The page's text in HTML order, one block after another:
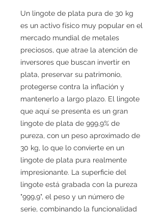
Un lingote de plata pura de 30 kg
es un activo físico muy popular en el
mercado mundial de metales
preciosos, que atrae la atención de
inversores que buscan invertir en
plata, preservar su patrimonio,
protegerse contra la inflación y
mantenerlo a largo plazo. El lingote
que aquí se presenta es un gran
lingote de plata de 999,9% de
pureza, con un peso aproximado de
30 kg, lo que lo convierte en un
lingote de plata pura realmente
impresionante. La superficie del
lingote está grabada con la pureza
"999,9", el peso y un número de
serie, combinando la funcionalidad